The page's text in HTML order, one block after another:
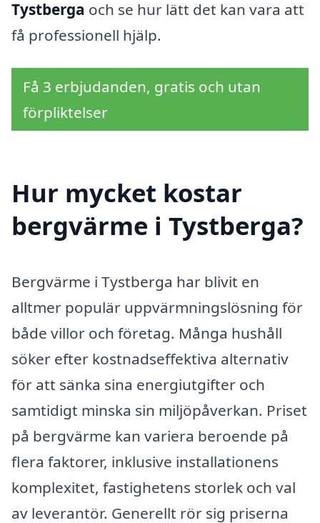
Tystberga och se hur lätt det kan vara att
få professionell hjälp.
Få 3 erbjudanden, gratis och utan
förpliktelser
Hur mycket kostar
bergvärme i Tystberga?
Bergvärme i Tystberga har blivit en
alltmer populär uppvärmningslösning för
både villor och företag. Många hushåll
söker efter kostnadseffektiva alternativ
för att sänka sina energiutgifter och
samtidigt minska sin miljöpåverkan. Priset
på bergvärme kan variera beroende på
flera faktorer, inklusive installationens
komplexitet, fastighetens storlek och val
av leverantör. Generellt rör sig priserna